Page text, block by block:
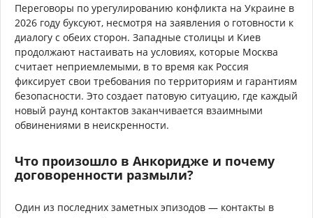
Переговоры по урегулированию конфликта на Украине в
2026 году буксуют, несмотря на заявления о готовности к
диалогу с обеих сторон. Западные столицы и Киев
продолжают настаивать на условиях, которые Москва
считает неприемлемыми, в то время как Россия
фиксирует свои требования по территориям и гарантиям
безопасности. Это создает патовую ситуацию, где каждый
новый раунд контактов заканчивается взаимными
обвинениями в неискренности.
Что произошло в Анкоридже и почему
договоренности размыли?
Один из последних заметных эпизодов — контакты в